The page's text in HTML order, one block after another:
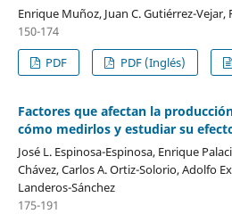
Enrique Muñoz, Juan C. Gutiérrez-Vejar,
150-174
PDF
PDF (Inglés)
Factores que afectan la
cómo medirlos y estudiar su
José L. Espinosa-Espinosa, Enrique
Chávez, Carlos A. Ortiz-Solorio, Adolfo
Landeros-Sánchez
175-191